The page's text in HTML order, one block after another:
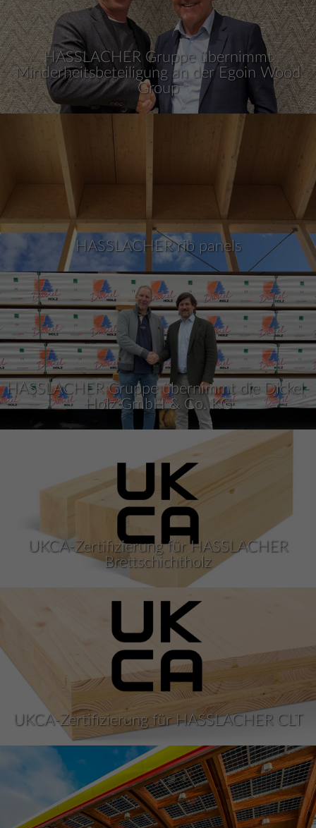
HASSLACHER Gruppe übernimmt
Minderheitsbeteiligung an der Egoin Wood
Group
HASSLACHER rib panels
HASSLACHER Gruppe übernimmt die Dickel-
Holz GmbH & Co. KG
UKCA-Zertifizierung für HASSLACHER
Brettschichtholz
UKCA-Zertifizierung für HASSLACHER CLT